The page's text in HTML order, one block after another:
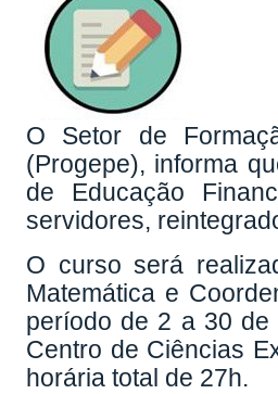
O Setor de
(Progepe), informa
de Educação
servidores,
O curso será
Matemática e
período de 2 a 30 de
Centro de Ciências
horária total de 27h.